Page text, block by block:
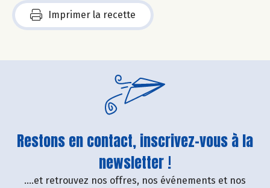
Imprimer la recette
Restons en contact, inscrivez-vous à la
newsletter !
....et retrouvez nos offres, nos événements et nos